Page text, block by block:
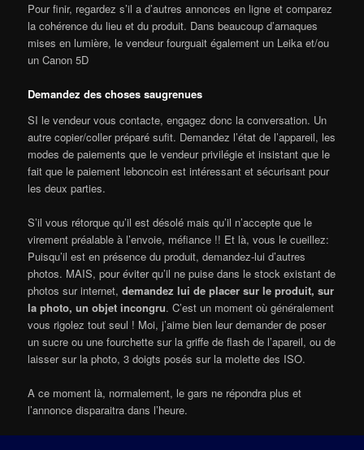
Pour finir, regardez s’il a d’autres annonces en ligne et comparez
la cohérence du lieu et du produit. Dans beaucoup d’arnaques
mises en lumière, le vendeur fourguait également un Leika et/ou
un Canon 5D
Demandez des choses saugrenues
SI le vendeur vous contacte, engagez donc la conversation. Un
autre copier/coller préparé sufit. Demandez l’état de l’appareil, les
modes de paiements que le vendeur privilégie et insistant que le
fait que le paiement leboncoin est intéressant et sécurisant pour
les deux parties.
S’il vous rétorque qu’il est désolé mais qu’il n’accepte que le
virement préalable à l’envoie, méfiance !! Et là, vous le cueillez:
Puisqu’il est en présence du produit, demandez-lui d’autres
photos. MAIS, pour éviter qu’il ne puise dans le stock existant de
photos sur internet,demandez lui de placer sur le produit, sur
la photo, un objet incongru. C’est un moment où généralement
vous rigolez tout seul ! Moi, j’aime bien leur demander de poser
un sucre ou une fourchette sur la griffe de flash de l’apareil, ou de
laisser sur la photo, 3 doigts posés sur la molette des ISO.
A ce moment là, normalement, le gars ne répondra plus et
l’annonce disparaitra dans l’heure.